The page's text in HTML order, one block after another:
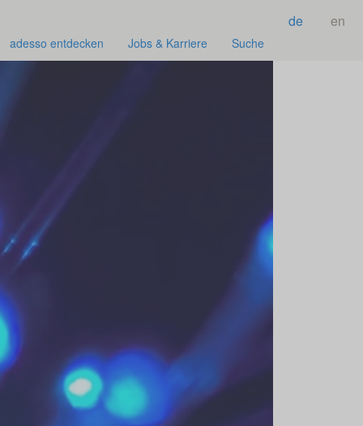
de en
adesso entdecken Jobs & Karriere Suche